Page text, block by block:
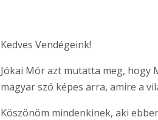
Kedves Vendégeink!
Jókai Mór azt mutatta meg, hogy
magyar szó képes arra, amire a
Köszönöm mindenkinek, aki